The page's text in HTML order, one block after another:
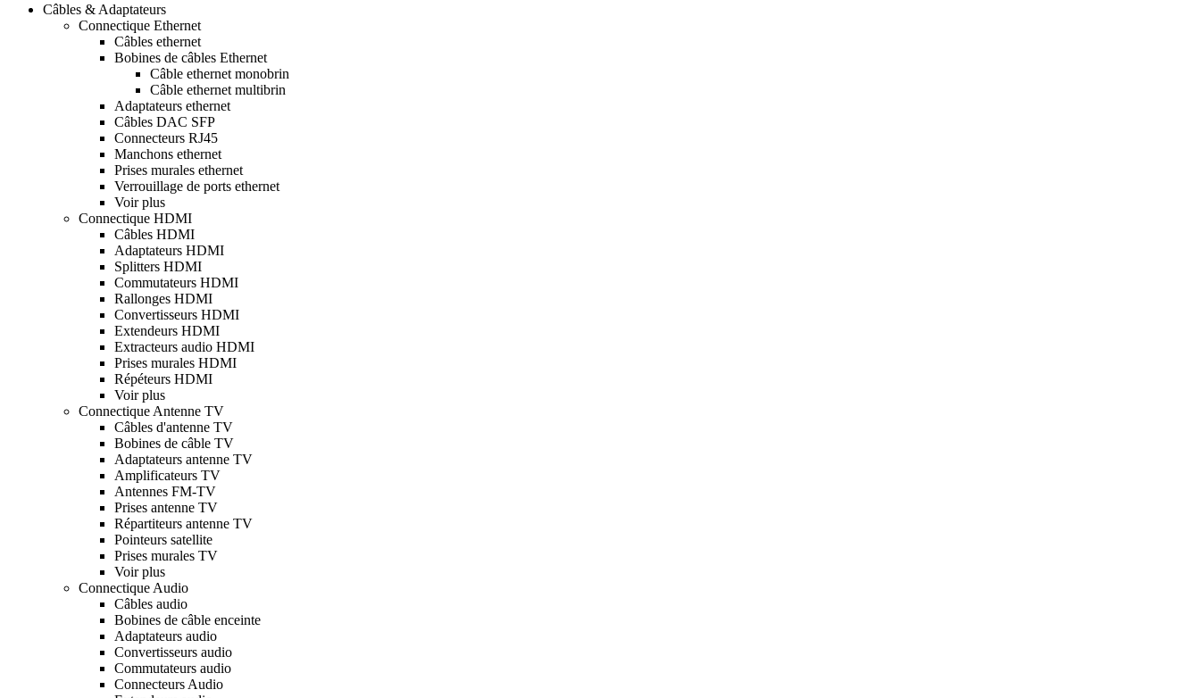
Câbles & Adaptateurs
Connectique Ethernet
Câbles ethernet
Bobines de câbles Ethernet
Câble ethernet monobrin
Câble ethernet multibrin
Adaptateurs ethernet
Câbles DAC SFP
Connecteurs RJ45
Manchons ethernet
Prises murales ethernet
Verrouillage de ports ethernet
Voir plus
Connectique HDMI
Câbles HDMI
Adaptateurs HDMI
Splitters HDMI
Commutateurs HDMI
Rallonges HDMI
Convertisseurs HDMI
Extendeurs HDMI
Extracteurs audio HDMI
Prises murales HDMI
Répéteurs HDMI
Voir plus
Connectique Antenne TV
Câbles d'antenne TV
Bobines de câble TV
Adaptateurs antenne TV
Amplificateurs TV
Antennes FM-TV
Prises antenne TV
Répartiteurs antenne TV
Pointeurs satellite
Prises murales TV
Voir plus
Connectique Audio
Câbles audio
Bobines de câble enceinte
Adaptateurs audio
Convertisseurs audio
Commutateurs audio
Connecteurs Audio